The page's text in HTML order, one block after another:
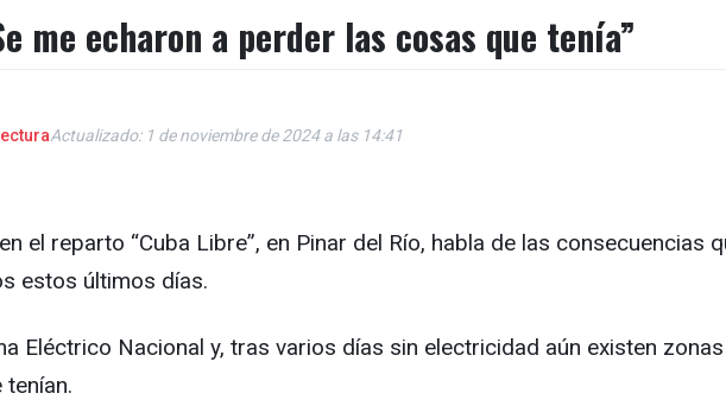
me echaron a perder las cosas que tenía”
Actualizado: 1 de noviembre de 2024 a las 14:41
el reparto “Cuba Libre”, en Pinar del Río, habla de las
estos últimos días.
Eléctrico Nacional y, tras varios días sin electricidad aún existen